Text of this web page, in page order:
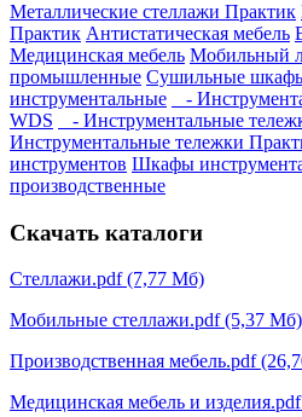
Металлические стеллажи Практик
Практик Антистатическая мебель
Медицинская мебель Мобильный
промышленные Сушильные
инструментальные
-
WDS
- Инструментальные
Инструментальные тележки
инструментов Шкафы
производственные
Скачать каталоги
Стеллажи.pdf (7,77 Мб)
Мобильные стеллажи.pdf (5,37 Мб)
Производственная мебель.pdf
Медицинская мебель и